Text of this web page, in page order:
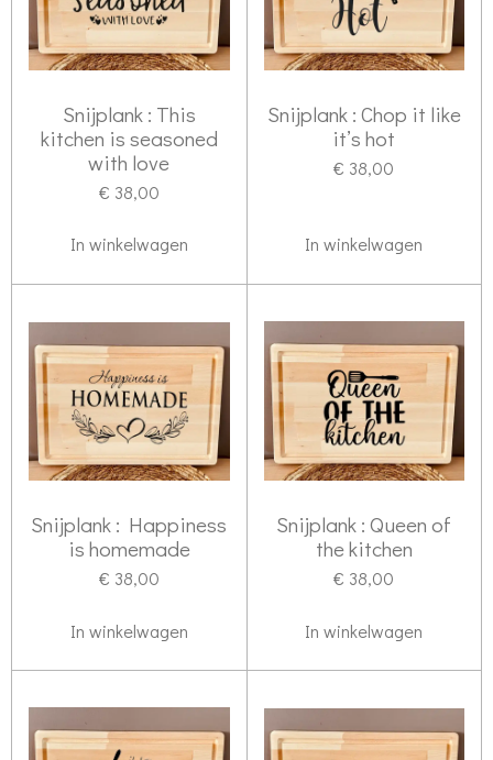
Snijplank : This
kitchen is seasoned
with love
€ 38,00
In winkelwagen
Snijplank : Chop it like
it’s hot
€ 38,00
In winkelwagen
Snijplank : Happiness
is homemade
€ 38,00
In winkelwagen
Snijplank : Queen of
the kitchen
€ 38,00
In winkelwagen